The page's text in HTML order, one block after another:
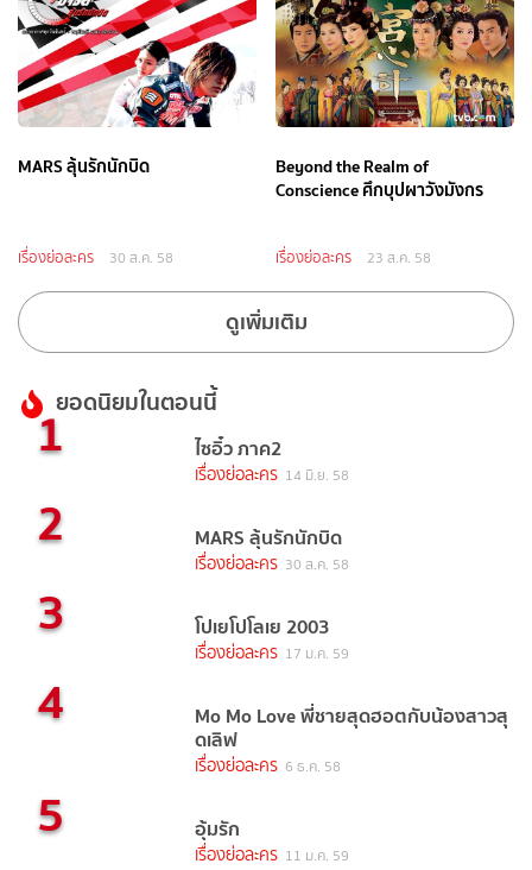
MARS ลุ้นรักนักบิด
เรื่องย่อละคร 30 ส.ค. 58
Beyond the Realm of
Conscience ศึกบุปผาวังมังกร
เรื่องย่อละคร 23 ส.ค. 58
ดูเพิ่มเติม
ยอดนิยมในตอนนี้
1 ไซอิ๋ว ภาค2
เรื่องย่อละคร 14 มิ.ย. 58
2 MARS ลุ้นรักนักบิด
เรื่องย่อละคร 30 ส.ค. 58
3 โปเยโปโลเย 2003
เรื่องย่อละคร 17 ม.ค. 59
4 Mo Mo Love พี่ชายสุดฮอตกับน้องสาวสุ
ดเลิฟ
เรื่องย่อละคร 6 ธ.ค. 58
5 อุ้มรัก
เรื่องย่อละคร 11 ม.ค. 59